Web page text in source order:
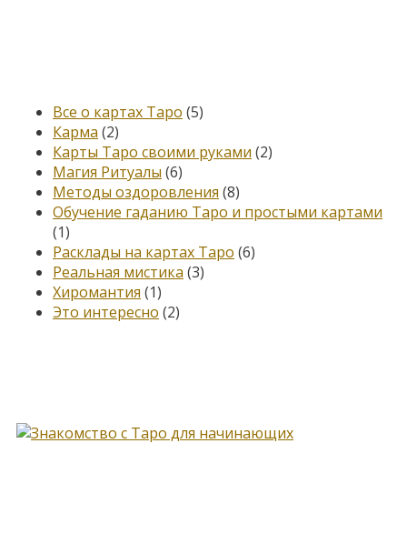
Все о картах Таро (5)
Карма (2)
Карты Таро своими руками (2)
Магия Ритуалы (6)
Методы оздоровления (8)
Обучение гаданию Таро и простыми картами
(1)
Расклады на картах Таро (6)
Реальная мистика (3)
Хиромантия (1)
Это интересно (2)